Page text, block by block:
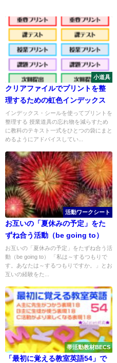
小道具
クリアファイルでプリントを整
理するための虹色インデックス
インデックス・シールを使ってプリントを
整理する 授業道具の忘れ物を減らすため
に教科のテキスト一式をひとつの袋にまと
めるようにアドバイスしてい...
活動ワークシート
お互いの「夏休みの予定」をた
ずね合う活動（be going to）
お互いの「夏休みの予定」をたずね合う活
動（be going to） 「私は～するつもりで
す。あなたは～するつもりですか。」とお
互いの経験をた...
帯活動教材BECS
「最初に覚える教室英語54」で